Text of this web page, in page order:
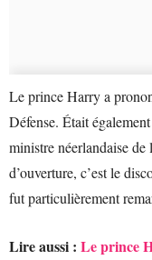
Le prince Harry a
Défense. Était
ministre néerlandaise
d’ouverture, c’est le
fut particulièrement
Lire aussi : Le prince